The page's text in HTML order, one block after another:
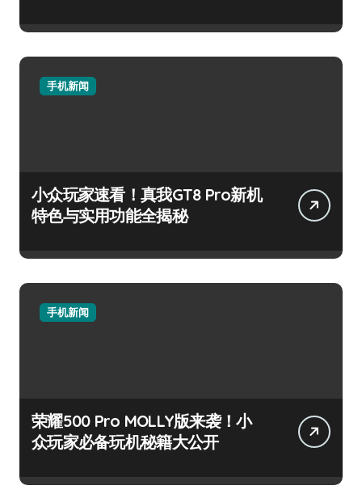
手机新闻
小众玩家速看！真我GT8 Pro新机
特色与实用功能全揭秘
手机新闻
荣耀500 Pro MOLLY版来袭！小
众玩家必备玩机秘籍大公开